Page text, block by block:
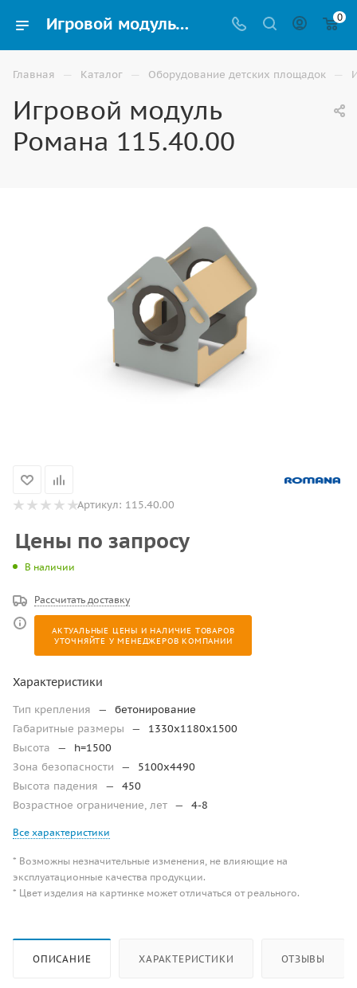
Игровой модуль Романа 115.40.00 на улицу для детской площадки купить в Астрахани 0
Главная — Каталог — Оборудование детских площадок —
Игровой модуль
Романа 115.40.00
Артикул: 115.40.00
Цены по запросу
В наличии
Рассчитать доставку
АКТУАЛЬНЫЕ ЦЕНЫ И НАЛИЧИЕ ТОВАРОВ
УТОЧНЯЙТЕ У МЕНЕДЖЕРОВ КОМПАНИИ
Характеристики
Тип крепления —
бетонирование
Габаритные размеры
—
1330x1180x1500
Высота
—
h=1500
Зона безопасности
—
5100х4490
Высота падения
—
450
Возрастное ограничение, лет — 4-8
Все характеристики
* Возможны незначительные изменения, не влияющие на
эксплуатационные качества продукции.
* Цвет изделия на картинке может отличаться от реального.
ОПИСАНИЕ ХАРАКТЕРИСТИКИ ОТЗЫВЫ